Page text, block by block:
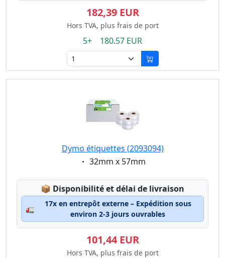
182,39 EUR
Hors TVA, plus frais de port
5+ 180.57 EUR
Dymo étiquettes (2093094)
Eigenschaft:
32mm x 57mm
📦 Lagerstatus:
Disponibilité et délai de livraison
🚛
17x en entrepôt externe – Expédition sous
environ 2-3 jours ouvrables
101,44 EUR
Hors TVA, plus frais de port